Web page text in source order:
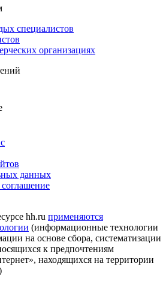
специалистов
организациях
данных
соглашение
hh.ru применяются
(информационные технологии
на основе сбора, систематизации
к предпочтениям
находящихся на территории